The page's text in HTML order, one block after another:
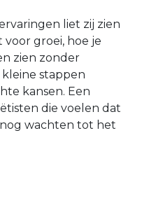
liet zij zien
groei, hoe je
zien zonder
kleine stappen
kansen. Een
die voelen dat
nog wachten tot het